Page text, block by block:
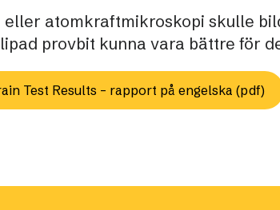
eller atomkraftmikroskopi skulle
provbit kunna vara bättre för
Test Results – rapport på engelska (pdf)